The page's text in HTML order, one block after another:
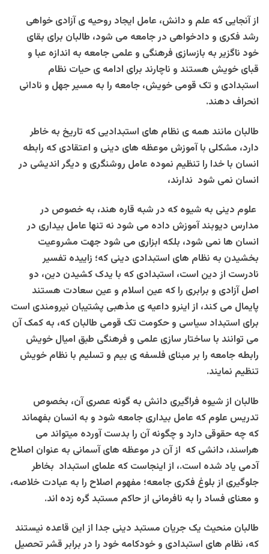
از آنجایی که علم و دانش، عامل ایجاد روحیه ی آزادی خواهی
رشد فکری و دادخواهی در جامعه می شود، طالبان برای بقای
خود ناگزیر به بازسازی فرهنگی و علمی جامعه به اندازه عبا و
قبای خویش هستند و ناچارند برای ادامه ی حیات نظام
استبدادی و تک قومی خویش، جامعه را به مسیر جهل و نادانی
انحراف دهند.
طالبان مانند همه ی نظام های استبدادیی که تاریخ به خاطر
دارد، مشکلی با آموزش موعظه های دینی و اعتقادی که رابطه
انسان با خدا را تنظیم نموده عامل روشنگری و دیگر اندیشی در
انسان نمی شود ندارند،
علوم دینی به شیوه که در شبه قاره هند، به خصوص در
مدارس دیوبند آموزش داده می شود نه تنها عامل بیداری در
انسان ها نمی شود، بلکه ابزاری می شود جهت مشروعیت
بخشیدن به نظام های استبدادی دینی که؛ زاییده تفسیر
نادرست از دین است، استبدادی که با یدک کشیدن دین، دو
اصل آزادی و برابری را که عین اسلام و عین سعادت هستند
پایمال می کند، از اینرو داعیه ی مذهبی پشتیبان نیرومندی است
برای استبداد سیاسی و حکومت تک قومی طالبان که، به کمک آن
می توانند با ساختار سازی علمی و فرهنگی طبق امیال خویش
رابطه جامعه را بر مبنای فلسفه ی بیم و تسلیم با نظام خویش
تنظیم نمایند.
طالبان از شیوه فراگیری دانش به گونه عصری آن، بخصوص
تدریس علوم که عامل بیداری جامعه شود و به انسان بفهماند
که چه حقوقی دارد و چگونه آن را بدست آورده میتواند می
هراسند، دانشی که از آن در موعظه های آسمانی به عنوان اصلاح
آدمی یاد شده است.، از اینجاست که علمای استبداد بخاطر
جلوگیری از بلوغ فکری جامعه؛ مفهوم اصلاح را به عبادت خلاصه،
و معنای فساد را به نافرمانی از حاکم مستبد گره زده اند.
طالبان منحیث یک جریان مستبد دینی جدا از این قاعده نیستند
که، نظام های استبدادی و خودکامه خود را در برابر قشر تحصیل